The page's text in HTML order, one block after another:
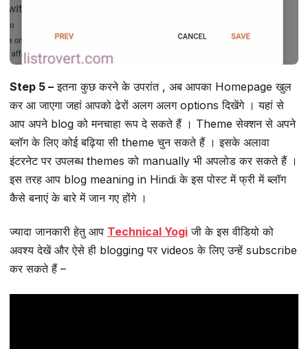
Step 5 – इतना कुछ करने के उपरांत , अब आपका Homepage खुल
कर आ जाएगा जहां आपको ढेरों अलग अलग options दिखेंगे । यहां से
आप अपने blog को मनचाहा रूप दे सकते हैं । Theme सेक्शन से अपने
ब्लॉग के लिए कोई बढ़िया सी theme चुन सकते हैं । इसके अलावा
इंटरनेट पर उपलब्ध themes को manually भी अपलोड कर सकते हैं ।
इस तरह आप blog meaning in Hindi के इस पोस्ट में फ्री में ब्लॉग
कैसे बनाएं के बारे में जान गए होंगे ।
ज्यादा जानकारी हेतु आप Technical Yogi जी के इस वीडियो को
अवश्य देखें और ऐसे ही blogging पर videos के लिए उन्हें subscribe
कर सकते हैं –